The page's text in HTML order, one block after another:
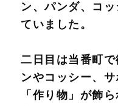
ン、パンダ、コ
ていました。
二日目は当番町
ンやコッシー、
「作り物」が飾